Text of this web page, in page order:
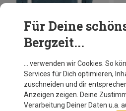
+1
Fjällräven
Herren Abisko Sun Hoodie
S
Für Deine
Bergzeit...
… verwenden wir Cookies. So
Services für Dich optimieren,
zuschneiden und dir
Anzeigen zeigen. Deine
Verarbeitung Deiner Daten u.a.